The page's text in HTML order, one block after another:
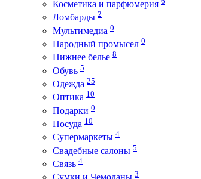
Косметика и парфюмерия
Ломбарды 2
Мультимедиа 0
Народный промысел 0
Нижнее белье 8
Обувь 5
Одежда 25
Оптика 10
Подарки 0
Посуда 10
Супермаркеты 4
Свадебные салоны 5
Связь 4
3